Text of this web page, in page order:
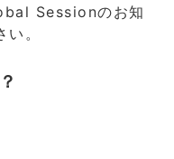
Sessionのお知
。